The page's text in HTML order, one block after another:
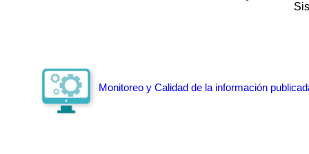
Monitoreo y Calidad de la información